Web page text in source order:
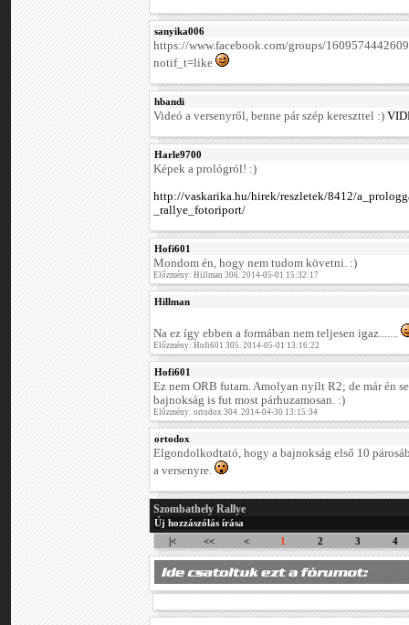
sanyika006
https://www.facebook.com/groups/
notif_t=like
hbandi
Videó a versenyről, benne pár szép kereszttel :)
Harle9700
Képek a prológról! :)
http://vaskarika.hu/hirek/reszletek/8412/
_rallye_fotoriport/
Hofi601
Mondom én, hogy nem tudom követni. :)
Előzmény: Hillman 306. 2014-05-01 15:32:17
Hillman
Na ez így ebben a formában nem teljesen igaz.......
Előzmény: Hofi601 305. 2014-05-01 13:16:22
Hofi601
Ez nem ORB futam. Amolyan nyílt R2; de már én
bajnokság is fut most párhuzamosan. :)
Előzmény: ortodox 304. 2014-04-30 13:15:34
ortodox
Elgondolkodtató, hogy a bajnokság első 10
a versenyre.
Szombathely Rallye
Új hozzászólás írása
|<
<< < 1 2 3 4